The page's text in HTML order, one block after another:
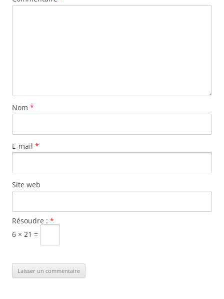
Nom *
E-mail *
Site web
Résoudre : *
6 × 21 =